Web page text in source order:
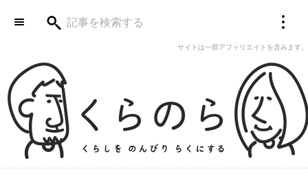
サイトは一部アフィリエイトを含みます。